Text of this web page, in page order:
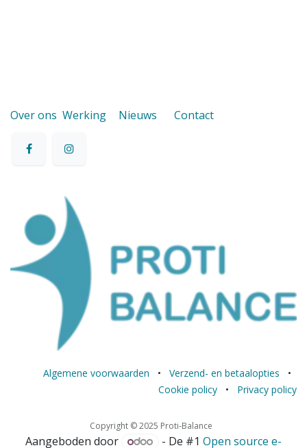
Over ons Werking Nieuws Contact
Algemene voorwaarden • Verzend- en betaalopties
•
Cookie policy
• Privacy policy
Copyright © 2025 Proti-Balance
Aangeboden door - De #1 Open source e-